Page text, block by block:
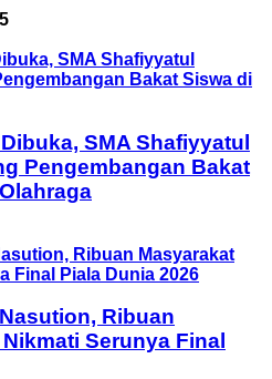
SMA Shafiyyatul
Pengembangan Bakat
Ribuan
Serunya Final